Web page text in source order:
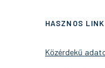
HASZNOS
Közérdekű